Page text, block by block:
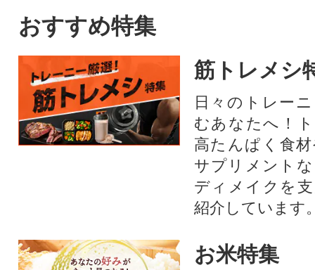
おすすめ特集
筋トレメシ
日々のトレー
むあなたへ！
高たんぱく食
サプリメント
ディメイクを
紹介しています
お米特集